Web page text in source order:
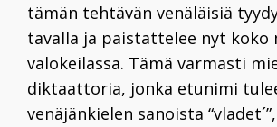
tämän tehtävän venäläisiä
tavalla ja paistattelee nyt koko
valokeilassa. Tämä varmasti
diktaattoria, jonka etunimi
venäjänkielen sanoista